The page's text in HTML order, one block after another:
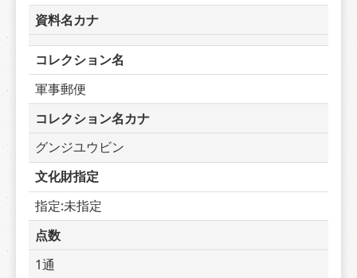
資料名カナ
コレクション名
軍事郵便
コレクション名カナ
グンジユウビン
文化財指定
指定:未指定
点数
1通